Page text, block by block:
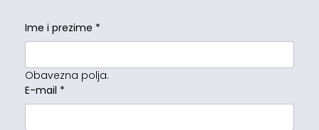
Ime i prezime *
Obavezna polja.
E-mail *